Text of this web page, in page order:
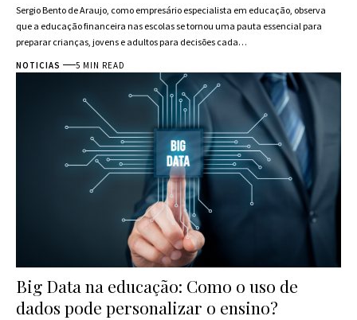
Sergio Bento de Araujo, como empresário especialista em educação, observa
que a educação financeira nas escolas se tornou uma pauta essencial para
preparar crianças, jovens e adultos para decisões cada…
NOTICIAS 5 MIN READ
Big Data na educação: Como o uso de
dados pode personalizar o ensino?